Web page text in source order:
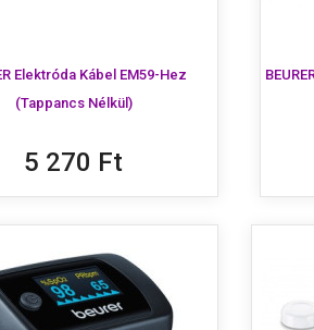
Elektróda Kábel EM59-Hez
(tappancs Nélkül)
5 270 Ft